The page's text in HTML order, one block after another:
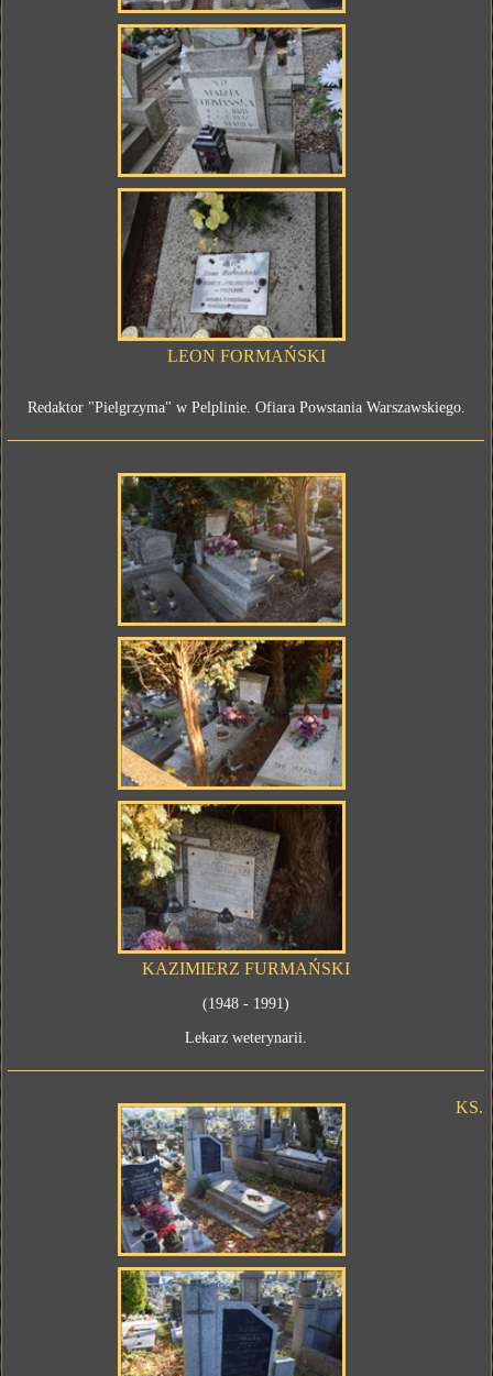
LEON FORMAŃSKI
Redaktor "Pielgrzyma" w Pelplinie. Ofiara Powstania Warszawskiego.
KAZIMIERZ FURMAŃSKI
(1948 - 1991)
Lekarz weterynarii.
KS.